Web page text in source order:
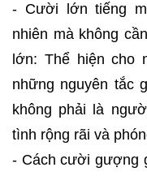
- Cười lớn tiếng
nhiên mà không
lớn: Thể hiện cho
những nguyên tắc
không phải là
tình rộng rãi và
- Cách cười gượng